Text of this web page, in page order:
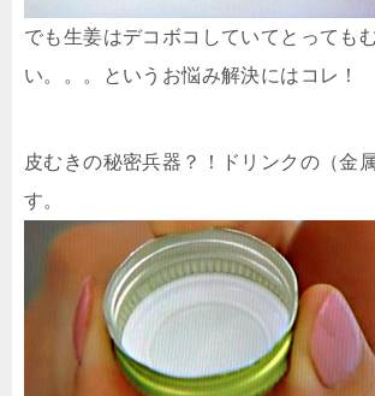
でも生姜はデコボコしていてとっても
い。。。というお悩み解決にはコレ！
皮むきの秘密兵器？！ドリンクの（金
す。